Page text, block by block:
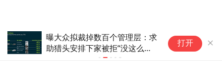
美国7月ISM服务业PMI连续第
25个月扩张！商业活动与新订
单加速增长 但就业指数重返收
打开